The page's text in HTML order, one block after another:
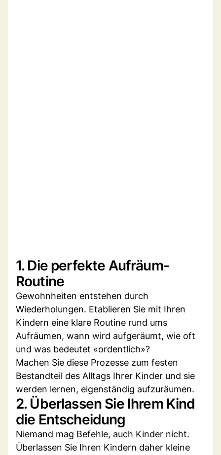
1. Die perfekte Aufräum-
Routine
Gewohnheiten entstehen durch
Wiederholungen. Etablieren Sie mit Ihren
Kindern eine klare Routine rund ums
Aufräumen, wann wird aufgeräumt, wie oft
und was bedeutet «ordentlich»?
Machen Sie diese Prozesse zum festen
Bestandteil des Alltags Ihrer Kinder und sie
werden lernen, eigenständig aufzuräumen.
2. Überlassen Sie Ihrem Kind
die Entscheidung
Niemand mag Befehle, auch Kinder nicht.
Überlassen Sie Ihren Kindern daher kleine